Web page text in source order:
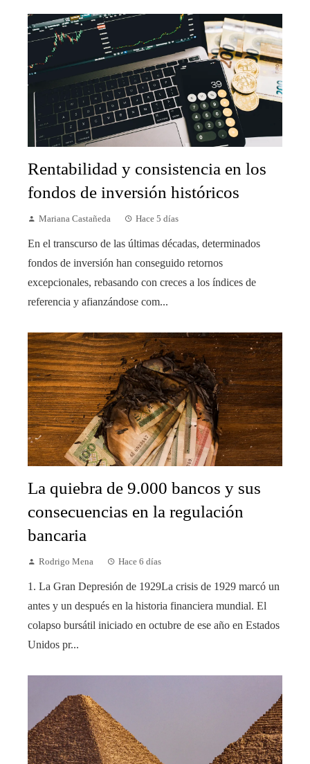
Rentabilidad y consistencia en los
fondos de inversión históricos
Mariana Castañeda Hace 5 días
En el transcurso de las últimas décadas, determinados
fondos de inversión han conseguido retornos
excepcionales, rebasando con creces a los índices de
referencia y afianzándose com...
La quiebra de 9.000 bancos y sus
consecuencias en la regulación
bancaria
Rodrigo Mena Hace 6 días
1. La Gran Depresión de 1929La crisis de 1929 marcó un
antes y un después en la historia financiera mundial. El
colapso bursátil iniciado en octubre de ese año en Estados
Unidos pr...